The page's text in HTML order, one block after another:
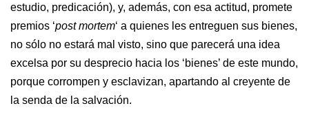
estudio, predicación), y, además, con esa actitud, promete
premios ‘post mortem‘ a quienes les entreguen sus bienes,
no sólo no estará mal visto, sino que parecerá una idea
excelsa por su desprecio hacia los ‘bienes’ de este mundo,
porque corrompen y esclavizan, apartando al creyente de
la senda de la salvación.